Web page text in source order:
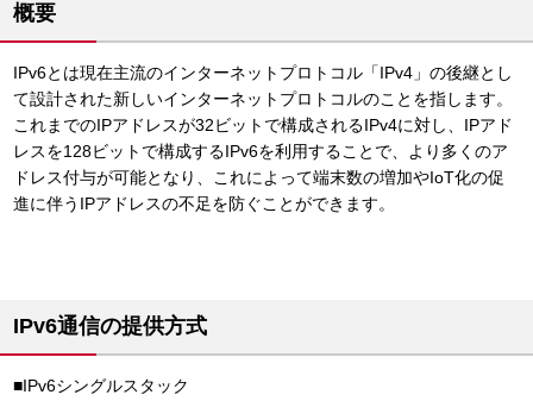
概要
IPv6とは現在主流のインターネットプロトコル「IPv4」の後継とし
て設計された新しいインターネットプロトコルのことを指します。
これまでのIPアドレスが32ビットで構成されるIPv4に対し、IPアド
レスを128ビットで構成するIPv6を利用することで、より多くのア
ドレス付与が可能となり、これによって端末数の増加やIoT化の促
進に伴うIPアドレスの不足を防ぐことができます。
IPv6通信の提供方式
■IPv6シングルスタック